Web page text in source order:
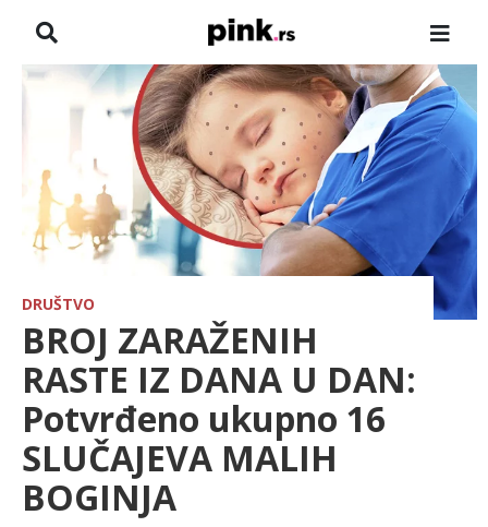
NASLOVNA
ZADRUGA
SHOWBIZ
HRONIKA
FARMERI
TV
SPORT
LIFESTYLE
DRUŠTVO
BROJ ZARAŽENIH
RASTE IZ DANA U DAN:
Potvrđeno ukupno 16
SLUČAJEVA MALIH
BOGINJA